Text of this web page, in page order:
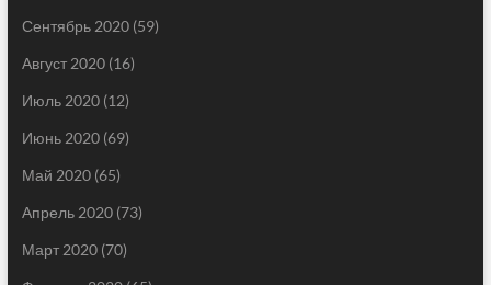
Сентябрь 2020(59)
Август 2020(16)
Июль 2020(12)
Июнь 2020(69)
Май 2020(65)
Апрель 2020(73)
Март 2020(70)